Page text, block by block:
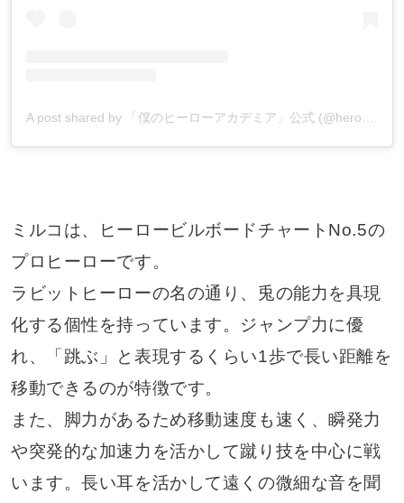
ミルコは、ヒーロービルボードチャートNo.5の
プロヒーローです。
ラビットヒーローの名の通り、兎の能力を具現
化する個性を持っています。ジャンプ力に優
れ、「跳ぶ」と表現するくらい1歩で長い距離を
移動できるのが特徴です。
また、脚力があるため移動速度も速く、瞬発力
や突発的な加速力を活かして蹴り技を中心に戦
います。長い耳を活かして遠くの微細な音を聞